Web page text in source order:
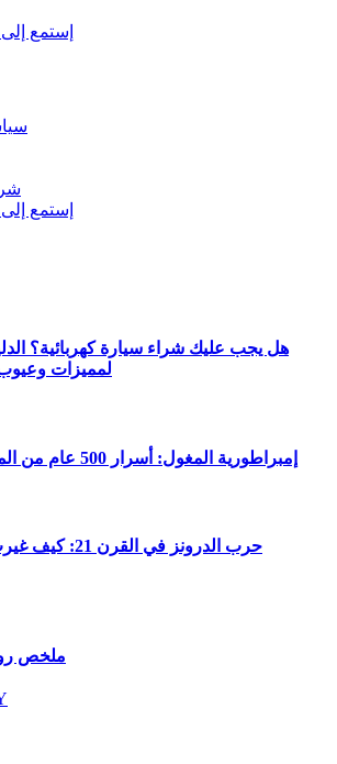
إستمع
إستمع
هل يجب عليك شراء سيارة كهربائية؟
لمميزات وعيوب
إمبراطورية المغول: أسرار 500 عام من المجد والانهيار في الهند
حرب الدرونز في
ملخص